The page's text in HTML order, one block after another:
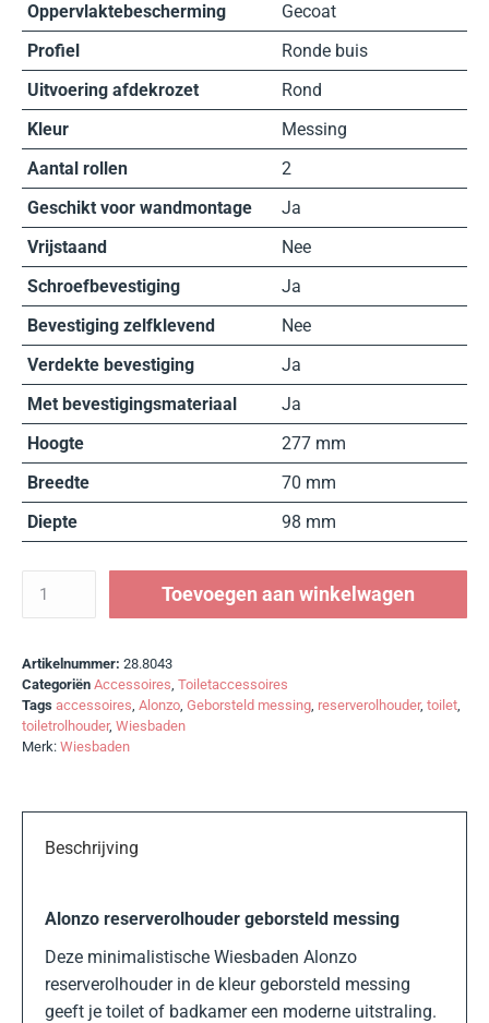
Oppervlaktebescherming
Gecoat
Profiel
Ronde buis
Uitvoering afdekrozet
Rond
Kleur
Messing
Aantal rollen
2
Geschikt voor wandmontage
Ja
Vrijstaand
Nee
Schroefbevestiging
Ja
Bevestiging zelfklevend
Nee
Verdekte bevestiging
Ja
Met bevestigingsmateriaal
Ja
Hoogte
277 mm
Breedte
70 mm
Diepte
98 mm
Toevoegen aan winkelwagen
Artikelnummer: 28.8043
Categoriën Accessoires, Toiletaccessoires
Tags accessoires, Alonzo, Geborsteld messing, reserverolhouder, toilet,
toiletrolhouder, Wiesbaden
Merk: Wiesbaden
Beschrijving
Alonzo reserverolhouder geborsteld messing
Deze minimalistische Wiesbaden Alonzo
reserverolhouder in de kleur geborsteld messing
geeft je toilet of badkamer een moderne uitstraling.